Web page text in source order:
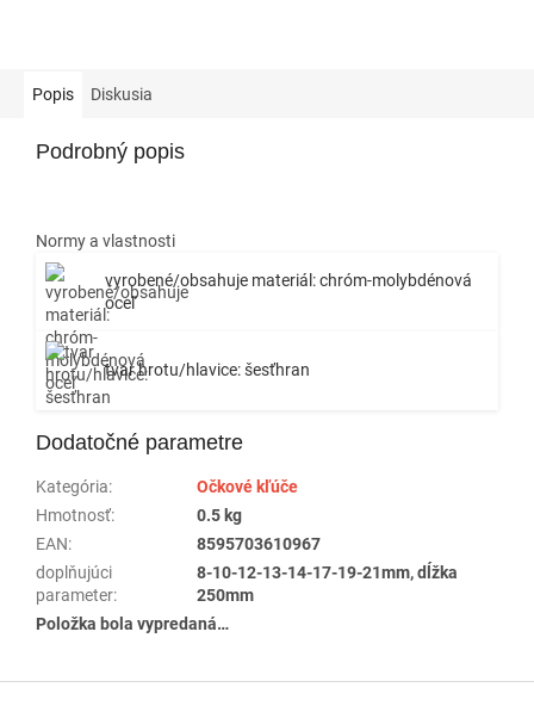
Popis Diskusia
Podrobný popis
Normy a vlastnosti
vyrobené/obsahuje materiál: chróm-molybdénová
oceľ
tvar hrotu/hlavice: šesťhran
Dodatočné parametre
Kategória:
Očkové kľúče
Hmotnosť:
0.5 kg
EAN:
8595703610967
doplňujúci
parameter:
8-10-12-13-14-17-19-21mm, dĺžka
250mm
Položka bola vypredaná…